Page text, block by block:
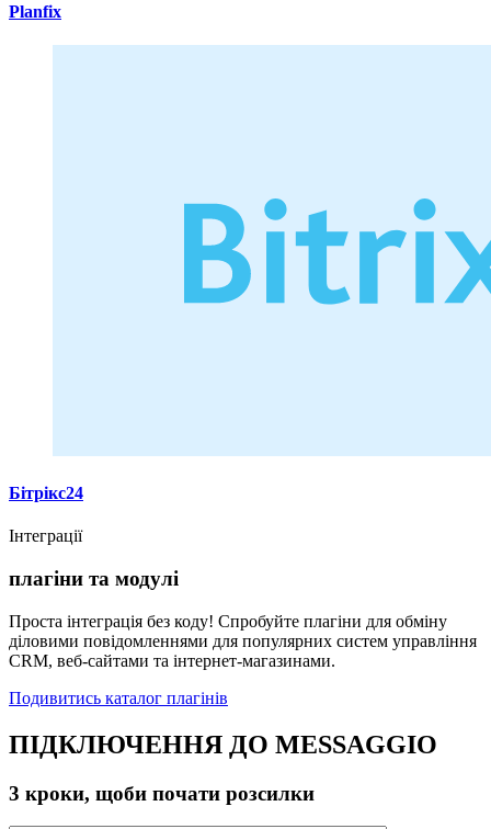
Planfix
Бітрікс24
Інтеграції
плагіни та модулі
Проста інтеграція без коду! Спробуйте плагіни для обміну
діловими повідомленнями для популярних систем управління
CRM, веб-сайтами та інтернет-магазинами.
Подивитись каталог плагінів
ПІДКЛЮЧЕННЯ ДО MESSAGGIO
3 кроки, щоби почати розсилки